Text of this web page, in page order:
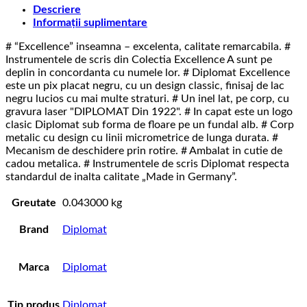
Descriere
Informații suplimentare
# “Excellence” inseamna – excelenta, calitate remarcabila. #
Instrumentele de scris din Colectia Excellence A sunt pe
deplin in concordanta cu numele lor. # Diplomat Excellence
este un pix placat negru, cu un design classic, finisaj de lac
negru lucios cu mai multe straturi. # Un inel lat, pe corp, cu
gravura laser "DIPLOMAT Din 1922". # In capat este un logo
clasic Diplomat sub forma de floare pe un fundal alb. # Corp
metalic cu design cu linii micrometrice de lunga durata. #
Mecanism de deschidere prin rotire. # Ambalat in cutie de
cadou metalica. # Instrumentele de scris Diplomat respecta
standardul de inalta calitate „Made in Germany”.
Greutate 0.043000 kg
Brand Diplomat
Marca Diplomat